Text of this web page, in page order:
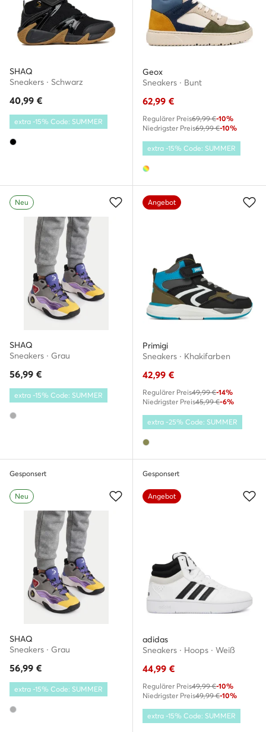
SHAQ
Sneakers · Schwarz
40,99 €
extra -15% Code: SUMMER
Geox
Sneakers · Bunt
62,99 €
Regulärer Preis69,99 €-10%
Niedrigster Preis69,99 €-10%
extra -15% Code: SUMMER
Neu
SHAQ
Sneakers · Grau
56,99 €
extra -15% Code: SUMMER
Angebot
Primigi
Sneakers · Khakifarben
42,99 €
Regulärer Preis49,99 €-14%
Niedrigster Preis45,99 €-6%
extra -25% Code: SUMMER
Gesponsert
Neu
SHAQ
Sneakers · Grau
56,99 €
extra -15% Code: SUMMER
Gesponsert
Angebot
adidas
Sneakers · Hoops · Weiß
44,99 €
Regulärer Preis49,99 €-10%
Niedrigster Preis49,99 €-10%
extra -15% Code: SUMMER